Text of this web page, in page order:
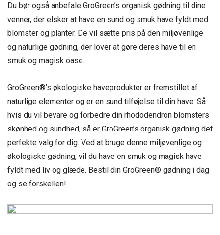
Du bør også anbefale GroGreen’s organisk gødning til dine
venner, der elsker at have en sund og smuk have fyldt med
blomster og planter. De vil sætte pris på den miljøvenlige
og naturlige gødning, der lover at gøre deres have til en
smuk og magisk oase.
GroGreen®’s økologiske haveprodukter er fremstillet af
naturlige elementer og er en sund tilføjelse til din have. Så
hvis du vil bevare og forbedre din rhododendron blomsters
skønhed og sundhed, så er GroGreen’s organisk gødning det
perfekte valg for dig. Ved at bruge denne miljøvenlige og
økologiske gødning, vil du have en smuk og magisk have
fyldt med liv og glæde. Bestil din GroGreen® gødning i dag
og se forskellen!